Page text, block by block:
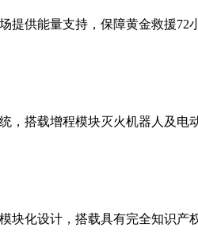
提供能量支持，保障黄金救援72
，搭载增程模块灭火机器人及电
化设计，搭载具有完全知识产